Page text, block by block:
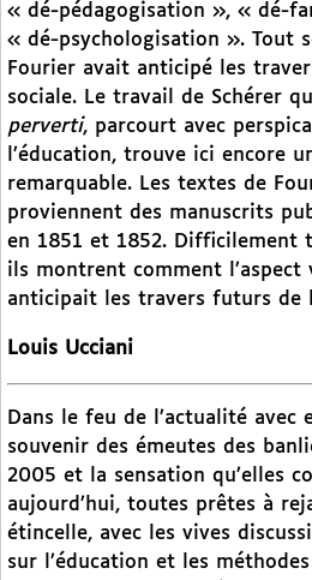
« dé-pédagogisation », « dé-
« dé-psychologisation ». Tout
Fourier avait anticipé les
sociale. Le travail de Schérer
perverti, parcourt avec
l’éducation, trouve ici encore
remarquable. Les textes de
proviennent des manuscrits
en 1851 et 1852. Difficilement
ils montrent comment l’aspect
anticipait les travers futurs de
Louis Ucciani
Dans le feu de l’actualité avec
souvenir des émeutes des
2005 et la sensation qu’elles
aujourd’hui, toutes prêtes à
étincelle, avec les vives
sur l’éducation et les